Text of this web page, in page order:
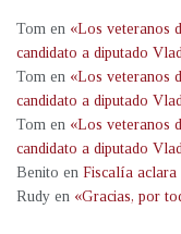
Tom en «Los veteranos
candidato a diputado
Tom en «Los veteranos
candidato a diputado
Tom en «Los veteranos
candidato a diputado
Benito en Fiscalía aclara
Rudy en «Gracias, por